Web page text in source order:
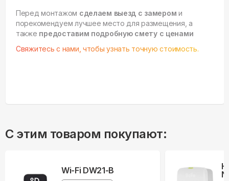
Перед монтажом сделаем выезд с замером и
порекомендуем лучшее место для размещения, а
также предоставим подробную смету с ценами
Свяжитесь с нами, чтобы узнать точную стоимость.
С этим товаром покупают:
Wi-Fi DW21-B